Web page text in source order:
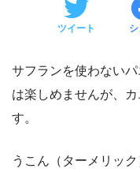
ツイート
サフランを使わない
は楽しめませんが、
す。
うこん（ターメリッ